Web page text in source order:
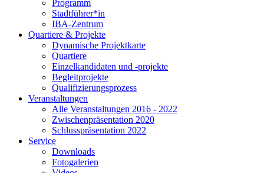
Programm
Stadtführer*in
IBA-Zentrum
Quartiere & Projekte
Dynamische Projektkarte
Quartiere
Einzelkandidaten und -projekte
Begleitprojekte
Qualifizierungsprozess
Veranstaltungen
Alle Veranstaltungen 2016 - 2022
Zwischenpräsentation 2020
Schlusspräsentation 2022
Service
Downloads
Fotogalerien